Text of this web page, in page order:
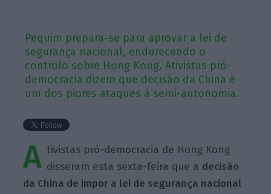
Pequim prepara-se para aprovar a lei de
segurança nacional, endurecendo o
controlo sobre Hong Kong. Ativistas pró-
democracia dizem que decisão da China é
um dos piores ataques à semi-autonomia.
A tivistas pró-democracia de Hong Kong
disseram esta sexta-feira que a decisão
da China de impor a lei de segurança nacional